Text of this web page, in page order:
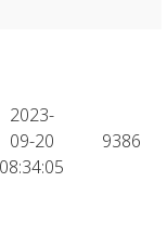
2023-
09-20
08:34:05
9386